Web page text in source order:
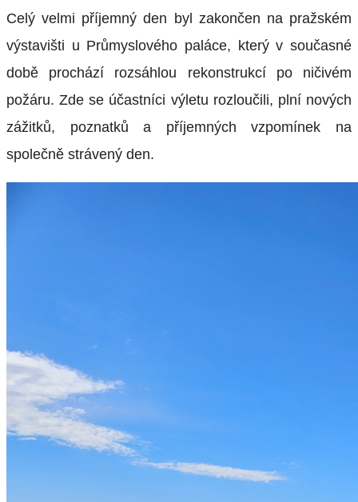
Celý velmi příjemný den byl zakončen na pražském
výstavišti u Průmyslového paláce, který v současné
době prochází rozsáhlou rekonstrukcí po ničivém
požáru. Zde se účastníci výletu rozloučili, plní nových
zážitků, poznatků a příjemných vzpomínek na
společně strávený den.